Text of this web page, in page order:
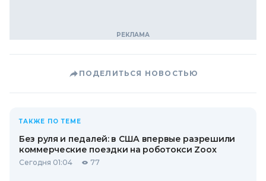
ПОДЕЛИТЬСЯ НОВОСТЬЮ
ТАКЖЕ ПО ТЕМЕ
Без руля и педалей: в США впервые разрешили
коммерческие поездки на роботокси Zoox
Сегодня 01:04 77